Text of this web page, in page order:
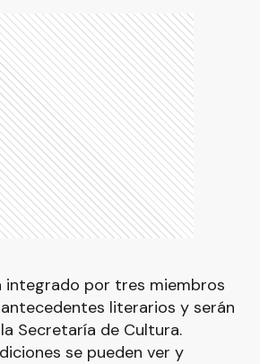
integrado por tres miembros
literarios y serán
Secretaría de Cultura.
se pueden ver y